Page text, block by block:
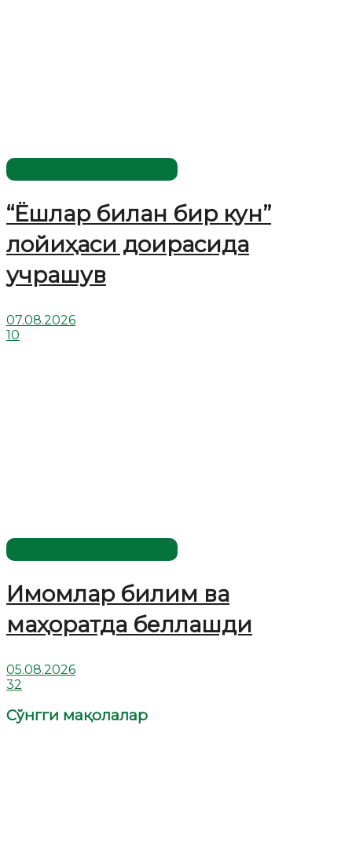
“Ёшлар билан бир кун”
лойиҳаси доирасида
учрашув
07.08.2026
10
Имомлар билим ва
маҳоратда беллашди
05.08.2026
32
Сўнгги мақолалар